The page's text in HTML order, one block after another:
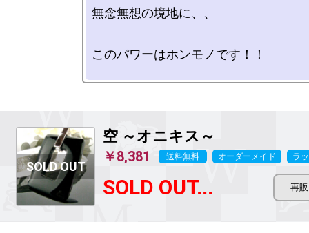
無念無想の境地に、、
このパワーはホンモノです！！
空 ～オニキス～
￥8,381 送料無料 オーダーメイド ラ
SOLD OUT...